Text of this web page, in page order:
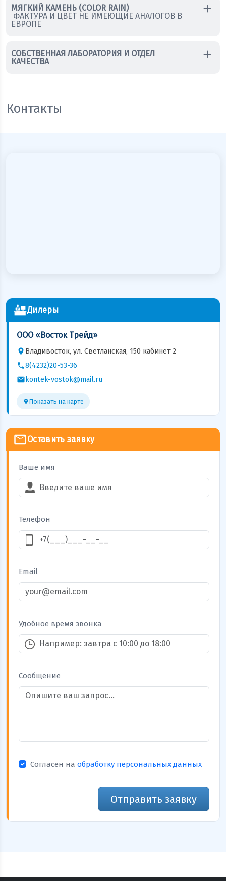
МЯГКИЙ КАМЕНЬ (COLOR RAIN)
ФАКТУРА И ЦВЕТ НЕ ИМЕЮЩИЕ АНАЛОГОВ В
ЕВРОПЕ
СОБСТВЕННАЯ ЛАБОРАТОРИЯ И ОТДЕЛ
КАЧЕСТВА
Контакты
Дилеры
ООО «Восток Трейд»
Владивосток, ул. Светланская, 150 кабинет 2
8(4232)20-53-36
kontek-vostok@mail.ru
Показать на карте
Оставить заявку
Ваше имя
Телефон
Email
Удобное время звонка
Сообщение
Согласен на обработку персональных данных
Отправить заявку